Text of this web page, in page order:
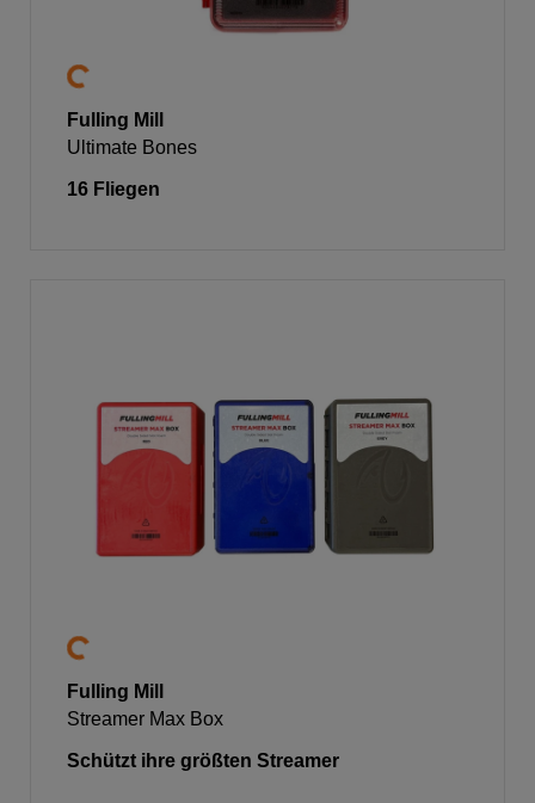
Fulling Mill
Ultimate Bones
16 Fliegen
Fulling Mill
Streamer Max Box
Schützt ihre größten Streamer